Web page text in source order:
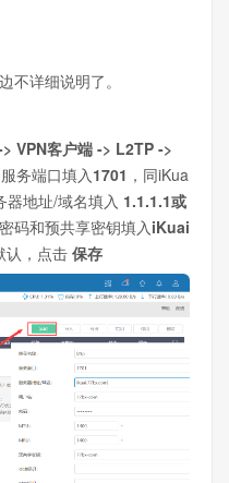
不详细说明了。
VPN客户端 -> L2TP ->
服务端口填入1701 ，同iKua
器地址/域名填入 1.1.1.1或
码和预共享密钥填入iKuai
认，点击保存